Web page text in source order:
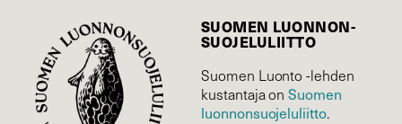
SUOMEN LUONNON­
SUOJELU­LIITTO
Suomen Luonto -lehden
kustantaja onSuomen
luonnonsuojelu­liitto.